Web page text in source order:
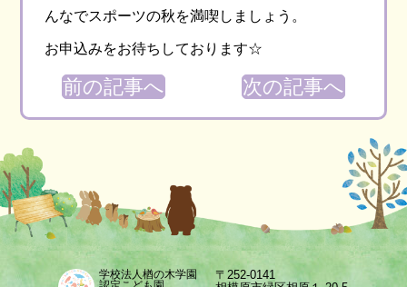
んなでスポーツの秋を満喫しましょう。
お申込みをお待ちしております☆
前の記事へ 次の記事へ
学校法人楢の木学園
〒252-0141